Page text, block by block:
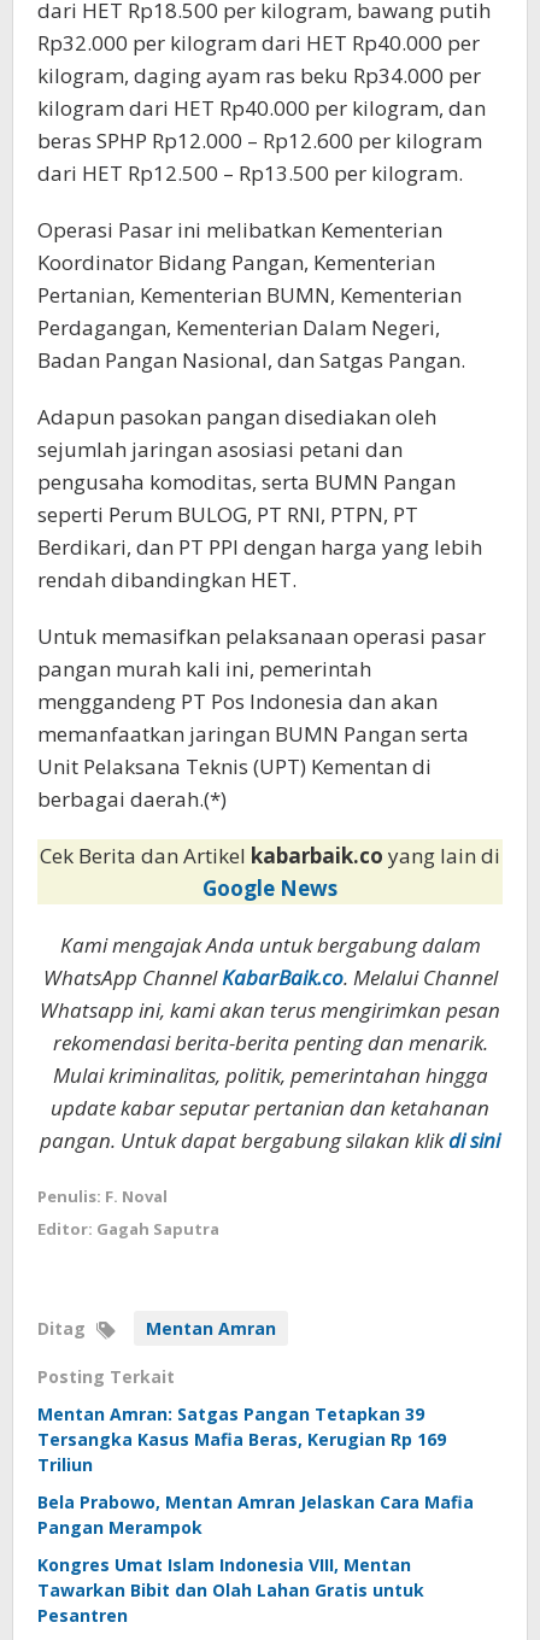
dari HET Rp18.500 per kilogram, bawang putih
Rp32.000 per kilogram dari HET Rp40.000 per
kilogram, daging ayam ras beku Rp34.000 per
kilogram dari HET Rp40.000 per kilogram, dan
beras SPHP Rp12.000 – Rp12.600 per kilogram
dari HET Rp12.500 – Rp13.500 per kilogram.
Operasi Pasar ini melibatkan Kementerian
Koordinator Bidang Pangan, Kementerian
Pertanian, Kementerian BUMN, Kementerian
Perdagangan, Kementerian Dalam Negeri,
Badan Pangan Nasional, dan Satgas Pangan.
Adapun pasokan pangan disediakan oleh
sejumlah jaringan asosiasi petani dan
pengusaha komoditas, serta BUMN Pangan
seperti Perum BULOG, PT RNI, PTPN, PT
Berdikari, dan PT PPI dengan harga yang lebih
rendah dibandingkan HET.
Untuk memasifkan pelaksanaan operasi pasar
pangan murah kali ini, pemerintah
menggandeng PT Pos Indonesia dan akan
memanfaatkan jaringan BUMN Pangan serta
Unit Pelaksana Teknis (UPT) Kementan di
berbagai daerah.(*)
Cek Berita dan Artikel kabarbaik.co yang lain di
Google News
Kami mengajak Anda untuk bergabung dalam
WhatsApp ChannelKabarBaik.co. Melalui Channel
Whatsapp ini, kami akan terus mengirimkan pesan
rekomendasi berita-berita penting dan menarik.
Mulai kriminalitas, politik, pemerintahan hingga
update kabar seputar pertanian dan ketahanan
pangan. Untuk dapat bergabung silakan klikdi sini
Penulis: F. Noval
Editor: Gagah Saputra
Ditag Mentan Amran
Posting Terkait
Mentan Amran: Satgas Pangan Tetapkan 39
Tersangka Kasus Mafia Beras, Kerugian Rp 169
Triliun
Bela Prabowo, Mentan Amran Jelaskan Cara Mafia
Pangan Merampok
Kongres Umat Islam Indonesia VIII, Mentan
Tawarkan Bibit dan Olah Lahan Gratis untuk
Pesantren